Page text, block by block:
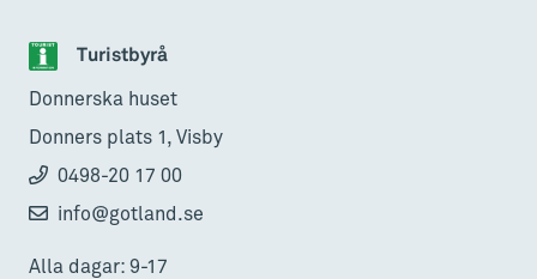
Turistbyrå
Donnerska huset
Donners plats 1, Visby
0498-20 17 00
info@gotland.se
Alla dagar: 9-17